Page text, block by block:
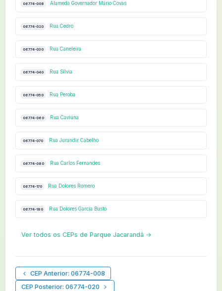
06774-008 Alameda Governador Mário Covas
06774-020 Rua Cedro
06774-030 Rua Caneleira
06774-040 Rua Sílvia
06774-050 Rua Peroba
06774-060 Rua Caviúna
06774-070 Rua Jurandir Cabelho
06774-080 Rua Carlos Fernandes
06774-170 Rua Dolores Romero
06774-180 Rua Dolores Garcia Busto
Ver todos os CEPs de Parque Jacarandá →
CEP Anterior: 06774-008
CEP Posterior: 06774-020